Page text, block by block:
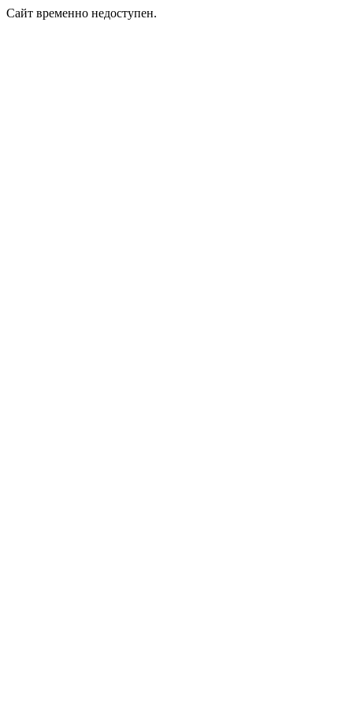
Сайт временно недоступен.